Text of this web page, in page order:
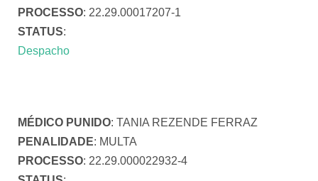
PROCESSO: 22.29.00017207-1
STATUS:
Despacho
MÉDICO PUNIDO: TANIA REZENDE FERRAZ
PENALIDADE: MULTA
PROCESSO: 22.29.000022932-4